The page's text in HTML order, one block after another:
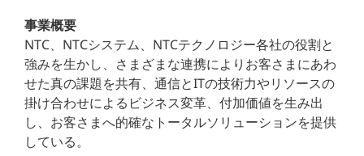
事業概要
NTC、NTCシステム、NTCテクノロジー各社の役割と
強みを生かし、さまざまな連携によりお客さまにあわ
せた真の課題を共有、通信とITの技術力やリソースの
掛け合わせによるビジネス変革、付加価値を生み出
し、お客さまへ的確なトータルソリューションを提供
している。